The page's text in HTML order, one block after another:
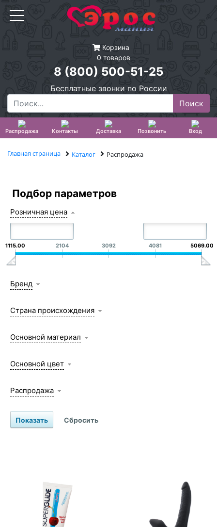
Корзина
0 товаров
8 (800) 500-51-25
Бесплатные звонки по России
Распродажа Контакты Доставка Позвонить Вход
Главная страница Каталог Распродажа
Подбор параметров
Розничная цена
1115.00 2104 3092 4081 5069.00
Бренд
Страна происхождения
Основной материал
Основной цвет
Распродажа